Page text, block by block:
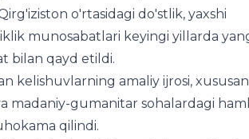
o'rtasidagi do'stlik, yaxshi
munosabatlari keyingi yillarda
bilan qayd etildi.
kelishuvlarning amaliy ijrosi,
madaniy-gumanitar sohalardagi
qilindi.